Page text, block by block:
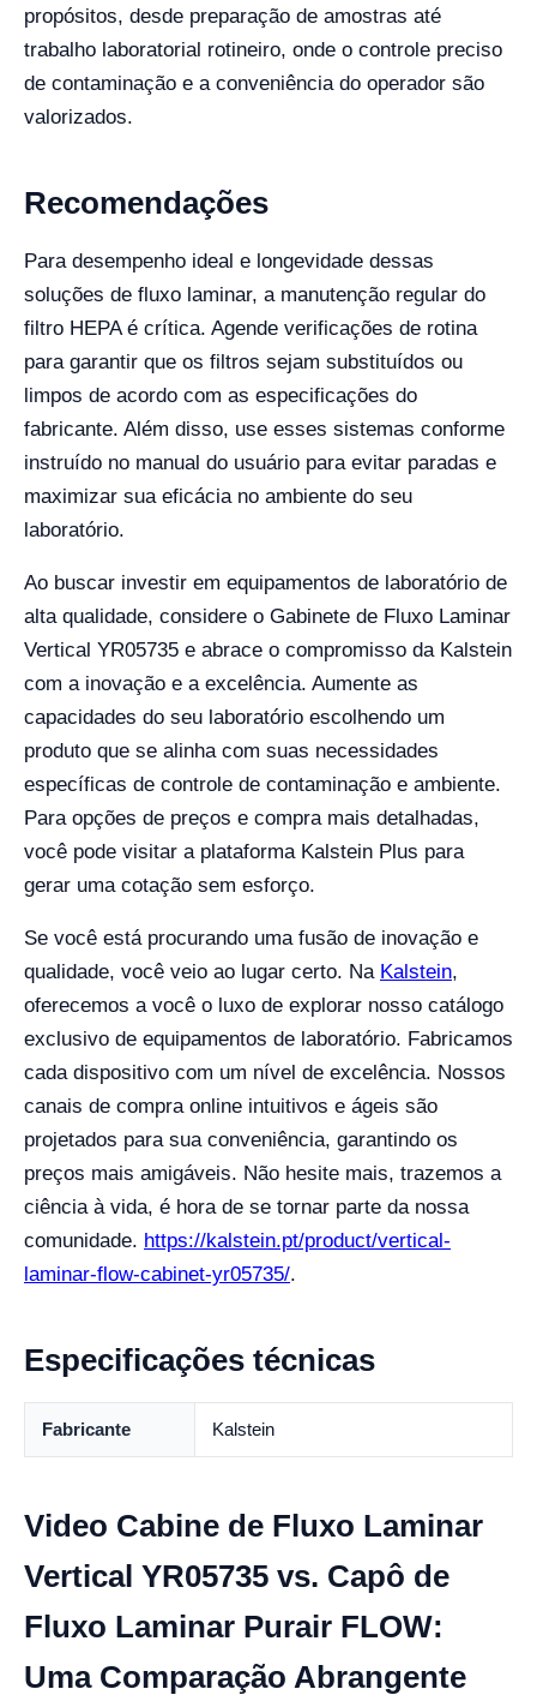
propósitos, desde preparação de amostras até
trabalho laboratorial rotineiro, onde o controle preciso
de contaminação e a conveniência do operador são
valorizados.
Recomendações
Para desempenho ideal e longevidade dessas
soluções de fluxo laminar, a manutenção regular do
filtro HEPA é crítica. Agende verificações de rotina
para garantir que os filtros sejam substituídos ou
limpos de acordo com as especificações do
fabricante. Além disso, use esses sistemas conforme
instruído no manual do usuário para evitar paradas e
maximizar sua eficácia no ambiente do seu
laboratório.
Ao buscar investir em equipamentos de laboratório de
alta qualidade, considere o Gabinete de Fluxo Laminar
Vertical YR05735 e abrace o compromisso da Kalstein
com a inovação e a excelência. Aumente as
capacidades do seu laboratório escolhendo um
produto que se alinha com suas necessidades
específicas de controle de contaminação e ambiente.
Para opções de preços e compra mais detalhadas,
você pode visitar a plataforma Kalstein Plus para
gerar uma cotação sem esforço.
Se você está procurando uma fusão de inovação e
qualidade, você veio ao lugar certo. Na Kalstein,
oferecemos a você o luxo de explorar nosso catálogo
exclusivo de equipamentos de laboratório. Fabricamos
cada dispositivo com um nível de excelência. Nossos
canais de compra online intuitivos e ágeis são
projetados para sua conveniência, garantindo os
preços mais amigáveis. Não hesite mais, trazemos a
ciência à vida, é hora de se tornar parte da nossa
comunidade. https://kalstein.pt/product/vertical-
laminar-flow-cabinet-yr05735/.
Especificações técnicas
Fabricante Kalstein
Video Cabine de Fluxo Laminar
Vertical YR05735 vs. Capô de
Fluxo Laminar Purair FLOW:
Uma Comparação Abrangente